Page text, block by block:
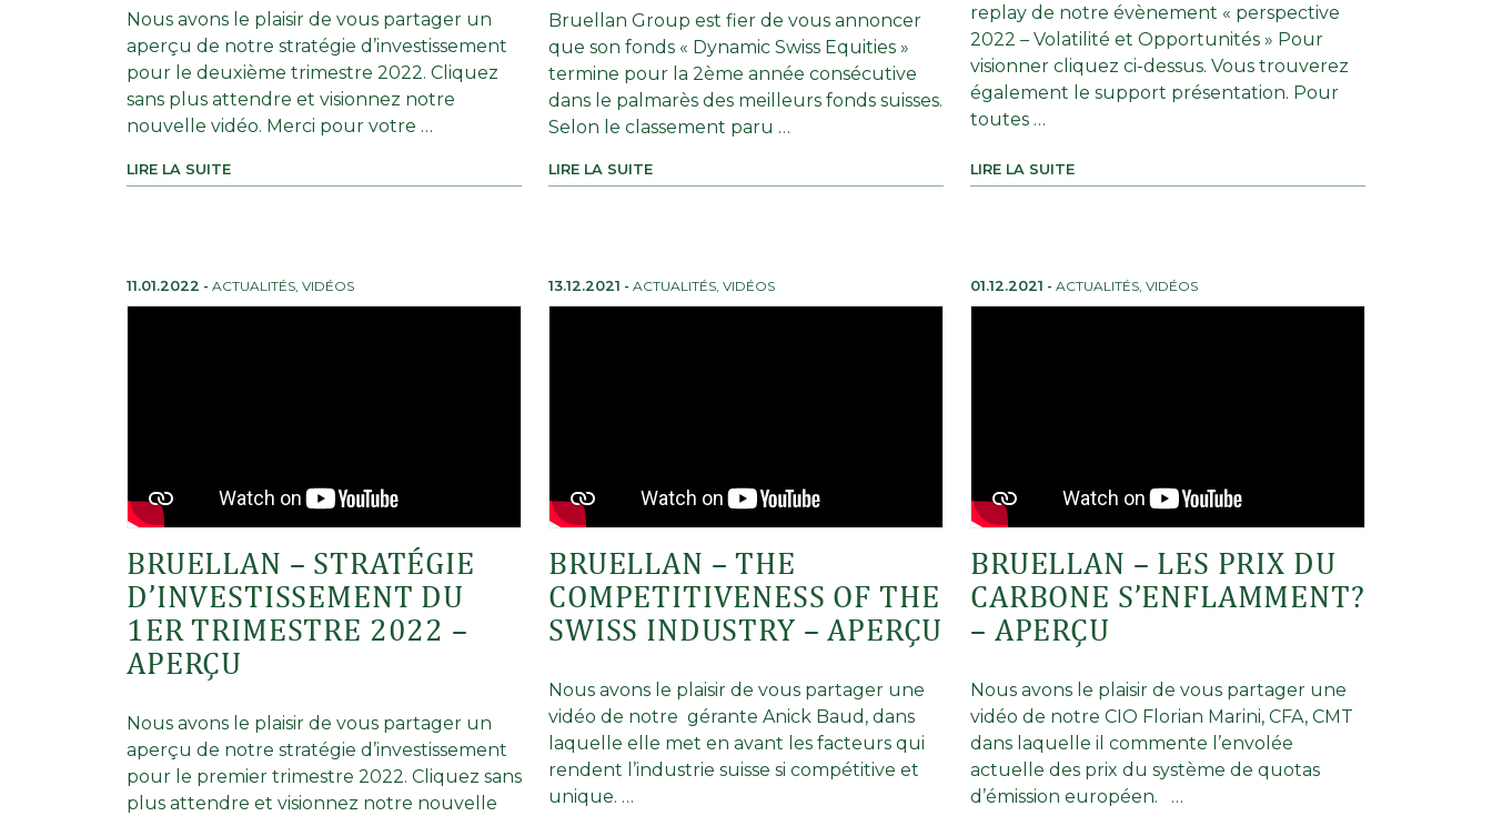
Nous avons le plaisir de vous partager un
aperçu de notre stratégie d’investissement
pour le deuxième trimestre 2022. Cliquez
sans plus attendre et visionnez notre
nouvelle vidéo. Merci pour votre …
LIRE LA SUITE
Bruellan Group est fier de vous annoncer
que son fonds « Dynamic Swiss Equities »
termine pour la 2ème année consécutive
dans le palmarès des meilleurs fonds suisses.
Selon le classement paru …
LIRE LA SUITE
replay de notre évènement « perspective
2022 – Volatilité et Opportunités » Pour
visionner cliquez ci-dessus. Vous trouverez
également le support présentation. Pour
toutes …
LIRE LA SUITE
11.01.2022 - ACTUALITÉS, VIDÉOS
BRUELLAN – STRATÉGIE
D’INVESTISSEMENT DU
1ER TRIMESTRE 2022 –
APERÇU
Nous avons le plaisir de vous partager un
aperçu de notre stratégie d’investissement
pour le premier trimestre 2022. Cliquez sans
plus attendre et visionnez notre nouvelle
13.12.2021 - ACTUALITÉS, VIDÉOS
BRUELLAN – THE
COMPETITIVENESS OF THE
SWISS INDUSTRY – APERÇU
Nous avons le plaisir de vous partager une
vidéo de notre gérante Anick Baud, dans
laquelle elle met en avant les facteurs qui
rendent l’industrie suisse si compétitive et
unique. …
01.12.2021 - ACTUALITÉS, VIDÉOS
BRUELLAN – LES PRIX DU
CARBONE S’ENFLAMMENT?
– APERÇU
Nous avons le plaisir de vous partager une
vidéo de notre CIO Florian Marini, CFA, CMT
dans laquelle il commente l’envolée
actuelle des prix du système de quotas
d’émission européen. …